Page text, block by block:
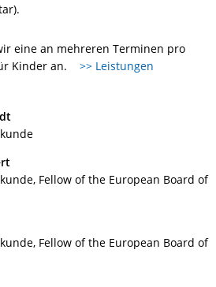
eine an mehreren Terminen pro
Kinder an. >> Leistungen
Fellow of the European Board of
Fellow of the European Board of